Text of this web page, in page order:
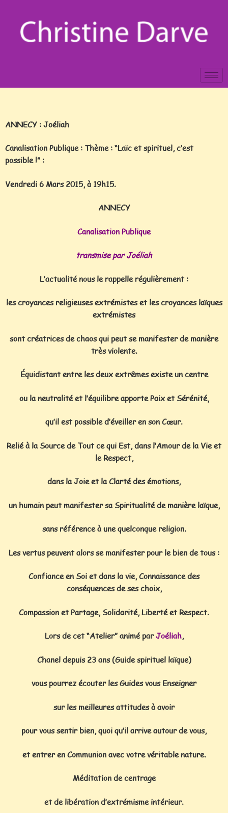
ANNECY : Joéliah
Canalisation Publique : Thème : “Laïc et spirituel, c’est
possible !” :
Vendredi 6 Mars 2015, à 19h15.
ANNECY
Canalisation Publique
transmise par Joéliah
L’actualité nous le rappelle régulièrement :
les croyances religieuses extrémistes et les croyances laïques
extrémistes
sont créatrices de chaos qui peut se manifester de manière
très violente.
Équidistant entre les deux extrêmes existe un centre
ou la neutralité et l’équilibre apporte Paix et Sérénité,
qu’il est possible d’éveiller en son Cœur.
Relié à la Source de Tout ce qui Est, dans l’Amour de la Vie et
le Respect,
dans la Joie et la Clarté des émotions,
un humain peut manifester sa Spiritualité de manière laïque,
sans référence à une quelconque religion.
Les vertus peuvent alors se manifester pour le bien de tous :
Confiance en Soi et dans la vie, Connaissance des
conséquences de ses choix,
Compassion et Partage, Solidarité, Liberté et Respect.
Lors de cet “Atelier” animé parJoéliah,
Chanel depuis 23 ans (Guide spirituel laïque)
vous pourrez écouter les Guides vous Enseigner
sur les meilleures attitudes à avoir
pour vous sentir bien, quoi qu’il arrive autour de vous,
et entrer en Communion avec votre véritable nature.
Méditation de centrage
et de libération d’extrémisme intérieur.